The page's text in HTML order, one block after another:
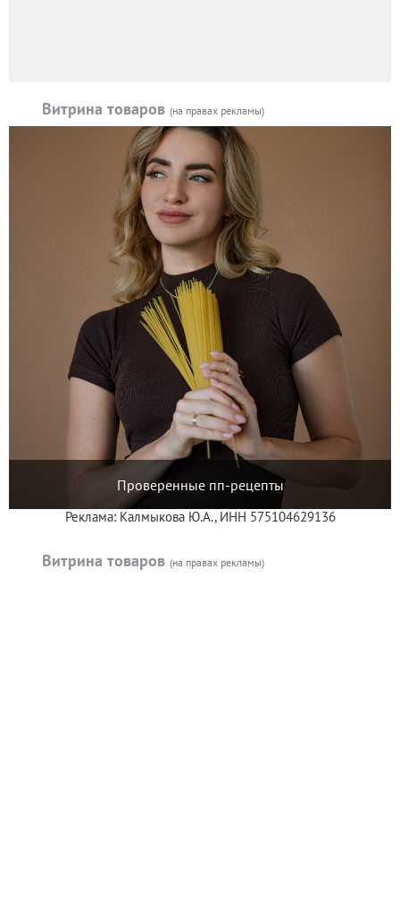
Витрина товаров (на правах рекламы)
Проверенные пп-рецепты
Реклама: Калмыкова Ю.А., ИНН 575104629136
Витрина товаров (на правах рекламы)